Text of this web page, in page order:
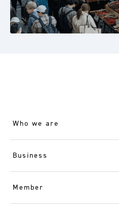
Who we are
Business
Member